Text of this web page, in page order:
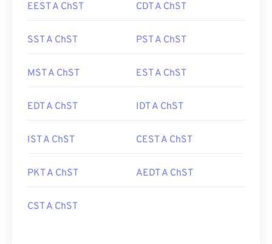
EEST A ChST CDT A ChST
SST A ChST PST A ChST
MST A ChST EST A ChST
EDT A ChST IDT A ChST
IST A ChST CEST A ChST
PKT A ChST AEDT A ChST
CST A ChST